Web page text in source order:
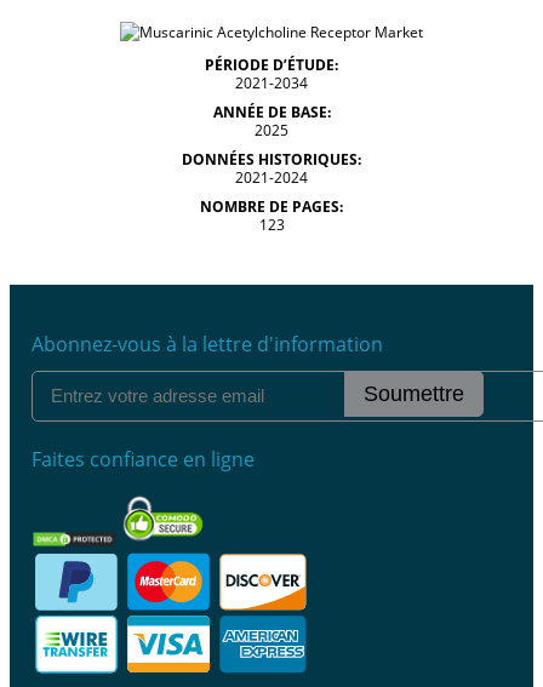
PÉRIODE D’ÉTUDE:
2021-2034
ANNÉE DE BASE:
2025
DONNÉES HISTORIQUES:
2021-2024
NOMBRE DE PAGES:
123
Abonnez-vous à la lettre d'information
Soumettre
Faites confiance en ligne